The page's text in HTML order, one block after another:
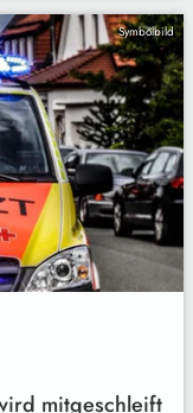
Symbolbild
mitgeschleift